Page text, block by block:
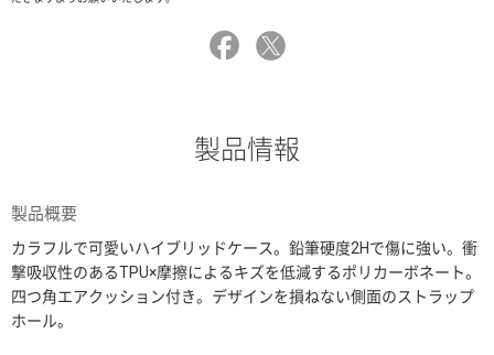
製品情報
製品概要
カラフルで可愛いハイブリッドケース。鉛筆硬度2Hで傷に強い。衝
撃吸収性のあるTPU×摩擦によるキズを低減するポリカーボネート。
四つ角エアクッション付き。デザインを損ねない側面のストラップ
ホール。